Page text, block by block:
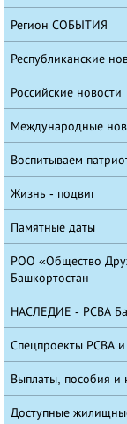
Регион СОБЫТИЯ
Республиканские
Российские новости
Международные
Воспитываем
Жизнь - подвиг
Памятные даты
РОО «Общество
Башкортостан
НАСЛЕДИЕ - РСВА
Спецпроекты РСВА
Выплаты, пособия и
Доступные